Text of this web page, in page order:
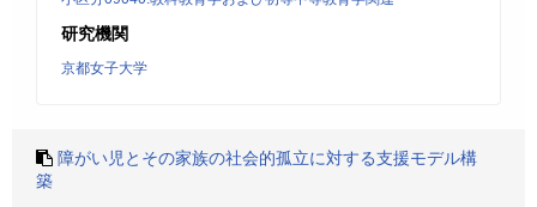
研究機関
京都女子大学
障がい児とその家族の社会的孤立に対する支援モデル構
築